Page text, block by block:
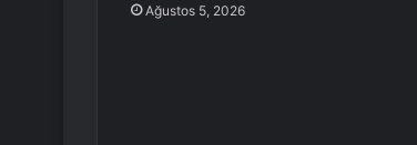
Ağustos 5, 2026